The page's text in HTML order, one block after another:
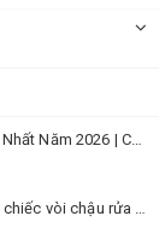
Bảng Giá Thiết Bị Vệ Sinh Caesar Mới Nhất Năm 2026 | Cập Nhật Liên Tục Tại BM8.VN
Tiêu chí để có thể lựa chọn được một chiếc vòi chậu rửa mặt Caesar phù hợp